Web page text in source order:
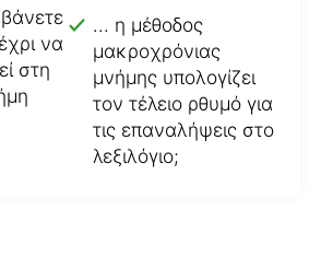
να
στη
... η μέθοδος
μακροχρόνιας
μνήμης υπολογίζει
τον τέλειο ρθυμό για
τις επαναλήψεις στο
λεξιλόγιο;